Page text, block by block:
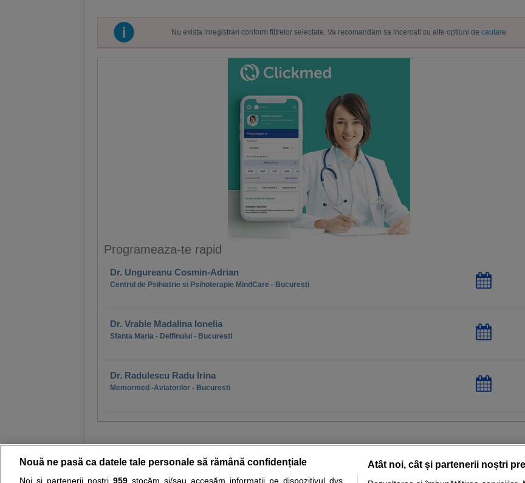
Nu exista inregistrari conform filtrelor selectate. Va recomandam sa incercati cu alte optiuni de cautare.
Programeaza-te rapid
Dr. Ungureanu Cosmin-Adrian
Centrul de Psihiatrie si Psihoterapie MindCare - Bucuresti
Dr. Vrabie Madalina Ionelia
Sfanta Maria - Delfinului - Bucuresti
Dr. Radulescu Radu Irina
Memormed -Aviatorilor - Bucuresti
Nouă ne pasă ca datele tale personale să rămână confidențiale
Noi și partenerii noștri 959stocăm și/sau accesăm informații pe dispozitivul dvs.,
Atât noi, cât și partenerii noștri